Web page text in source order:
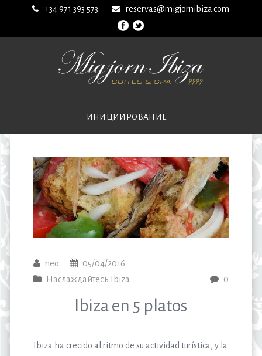
+34 971 393 573 reservas@migjornibiza.com
ИНИЦИИРОВАНИЕ
neo
05/04/2016
Наслаждайтесь Ibiza
0
Ibiza en 5 platos
Ibiza ha crecido al ritmo de su actividad turística, y la